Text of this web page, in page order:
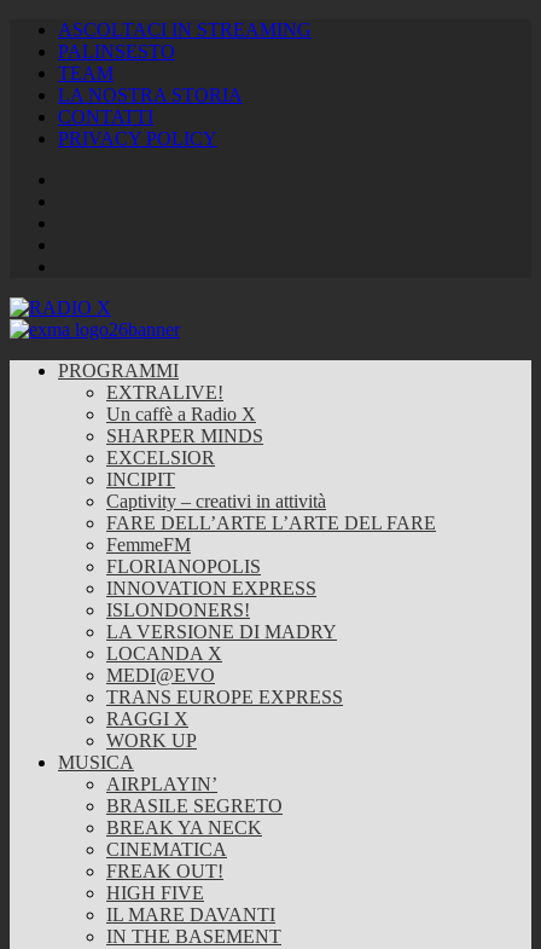
ASCOLTACI IN STREAMING
PALINSESTO
TEAM
LA NOSTRA STORIA
CONTATTI
PRIVACY POLICY
PROGRAMMI
EXTRALIVE!
Un caffè a Radio X
SHARPER MINDS
EXCELSIOR
INCIPIT
Captivity – creativi in attività
FARE DELL’ARTE L’ARTE DEL FARE
FemmeFM
FLORIANOPOLIS
INNOVATION EXPRESS
ISLONDONERS!
LA VERSIONE DI MADRY
LOCANDA X
MEDI@EVO
TRANS EUROPE EXPRESS
RAGGI X
WORK UP
MUSICA
AIRPLAYIN’
BRASILE SEGRETO
BREAK YA NECK
CINEMATICA
FREAK OUT!
HIGH FIVE
IL MARE DAVANTI
IN THE BASEMENT